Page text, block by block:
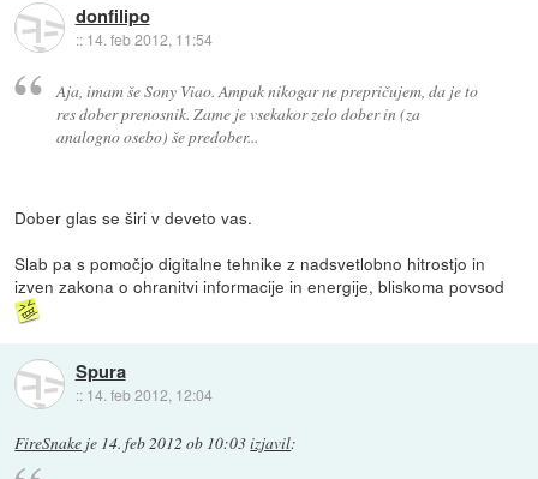
donfilipo
:: 14. feb 2012, 11:54
Aja, imam še Sony Viao. Ampak nikogar ne prepričujem, da je to
res dober prenosnik. Zame je vsekakor zelo dober in (za
analogno osebo) še predober...
Dober glas se širi v deveto vas.
Slab pa s pomočjo digitalne tehnike z nadsvetlobno hitrostjo in
izven zakona o ohranitvi informacije in energije, bliskoma povsod
Spura
:: 14. feb 2012, 12:04
FireSnake je 14. feb 2012 ob 10:03izjavil: